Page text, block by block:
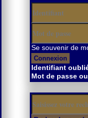
Mot
de
passe
Se souvenir de
Connexion
Identifiant
Mot de passe